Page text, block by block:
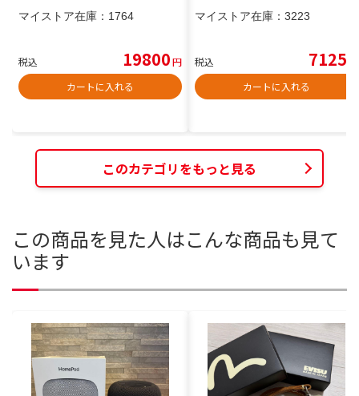
マイストア在庫： 1764
税込 19800円
カートに入れる
マイストア在庫： 3223
税込 7125
カートに入れる
このカテゴリをもっと見る
この商品を見た人はこんな商品も見て
います